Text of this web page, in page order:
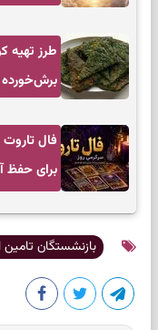
طرز
برش‌خورده
برای حفظ
بازنشستگان تامین